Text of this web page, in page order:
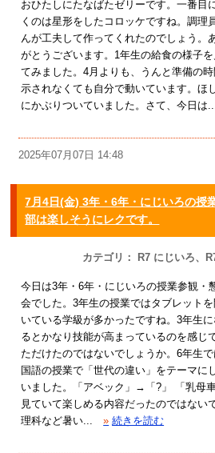
おひたしにたなばたゼリーです。一番目
くのは星形をしたコロッケですね。調理
んが工夫して作ってくれたのでしょう。
がとうございます。1年生の給食の様子を
てみました。4月よりも、うんと準備の
示されなくても自分で動いています。ほ
にかぶりついていました。さて、今日は...
2025年07月07日 14:48
7月4日(金) 3年・6年・にじいろの授
部は楽しそうにレクです。
カテゴリ： R7 にじいろ、
今日は3年・6年・にじいろの授業参観・
会でした。3年生の授業ではタブレットを
いている学級が多かったですね。3年生に
るとかなり技能が高まっているのを感じ
ただけたのではないでしょうか。6年生で
国語の授業で「世代の違い」をテーマに
いました。「アベック」→「?」 「乳母
見ていて楽しめる内容だったのではない
理科など暑い...
» 続きを読む